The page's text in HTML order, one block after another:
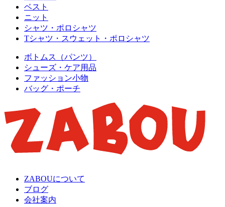
ベスト
ニット
シャツ・ポロシャツ
Tシャツ・スウェット・ポロシャツ
ボトムス（パンツ）
シューズ・ケア用品
ファッション小物
バッグ・ポーチ
ZABOUについて
ブログ
会社案内